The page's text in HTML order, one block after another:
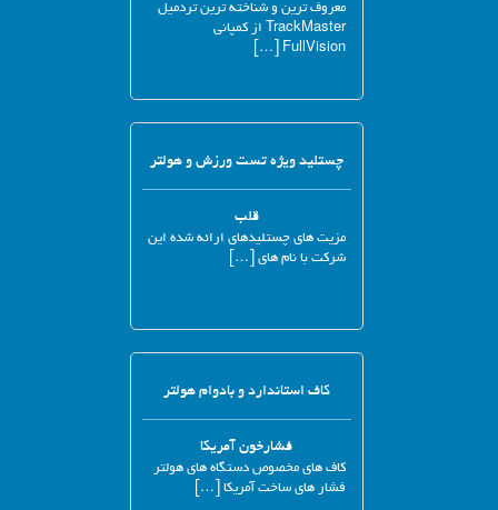
معروف ترین و شناخته ترین تردمیل
TrackMaster از کمپانی
FullVision […]
چستلید ویژه تست ورزش و هولتر
قلب
مزیت های چستلیدهای ارائه شده این
شرکت با نام های […]
کاف استاندارد و بادوام هولتر
فشارخون آمریکا
کاف های مخصوص دستگاه های هولتر
فشار های ساخت آمریکا […]